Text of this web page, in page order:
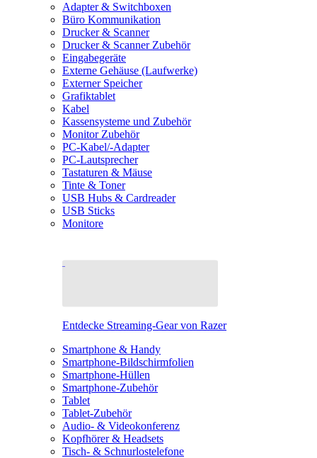
Adapter & Switchboxen
Büro Kommunikation
Drucker & Scanner
Drucker & Scanner Zubehör
Eingabegeräte
Externe Gehäuse (Laufwerke)
Externer Speicher
Grafiktablet
Kabel
Kassensysteme und Zubehör
Monitor Zubehör
PC-Kabel/-Adapter
PC-Lautsprecher
Tastaturen & Mäuse
Tinte & Toner
USB Hubs & Cardreader
USB Sticks
Monitore
Entdecke Streaming-Gear von Razer
Smartphone & Handy
Smartphone-Bildschirmfolien
Smartphone-Hüllen
Smartphone-Zubehör
Tablet
Tablet-Zubehör
Audio- & Videokonferenz
Kopfhörer & Headsets
Tisch- & Schnurlostelefone